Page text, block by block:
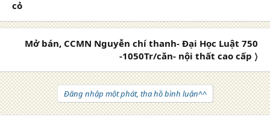
cỏ
Mở bán, CCMN Nguyễn chí thanh- Đại Học Luật 750
-1050Tr/căn- nội thất cao cấp 〉
Đăng nhập một phát, tha hồ bình luận^^